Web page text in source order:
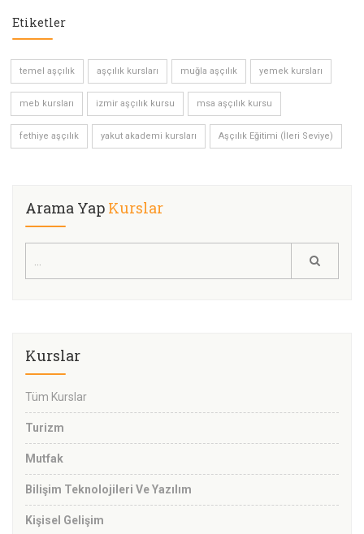
Etiketler
temel aşçılık aşçılık kursları muğla aşçılık yemek kursları
meb kursları izmir aşçılık kursu msa aşçılık kursu
fethiye aşçılık yakut akademi kursları Aşçılık Eğitimi (İleri Seviye)
Arama Yap Kurslar
Kurslar
Tüm Kurslar
Turizm
Mutfak
Bilişim Teknolojileri Ve Yazılım
Kişisel Gelişim